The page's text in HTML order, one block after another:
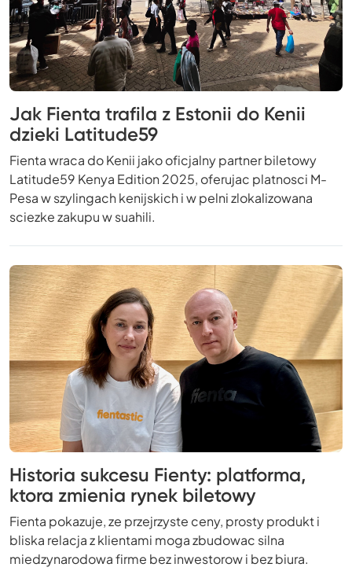
Jak Fienta trafila z Estonii do Kenii
dzieki Latitude59
Fienta wraca do Kenii jako oficjalny partner biletowy
Latitude59 Kenya Edition 2025, oferujac platnosci M-
Pesa w szylingach kenijskich i w pelni zlokalizowana
sciezke zakupu w suahili.
Historia sukcesu Fienty: platforma,
ktora zmienia rynek biletowy
Fienta pokazuje, ze przejrzyste ceny, prosty produkt i
bliska relacja z klientami moga zbudowac silna
miedzynarodowa firme bez inwestorow i bez biura.